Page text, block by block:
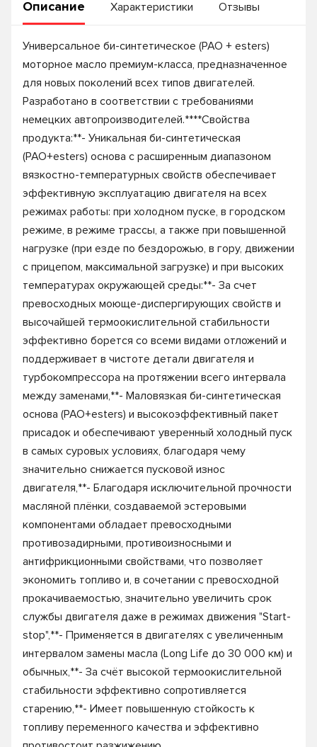
Описание Характеристики Отзывы
Универсальное би-синтетическое (PAO + esters)
моторное масло премиум-класса, предназначенное
для новых поколений всех типов двигателей.
Разработано в соответствии с требованиями
немецких автопроизводителей.****Свойства
продукта:**- Уникальная би-синтетическая
(PAO+esters) основа с расширенным диапазоном
вязкостно-температурных свойств обеспечивает
эффективную эксплуатацию двигателя на всех
режимах работы: при холодном пуске, в городском
режиме, в режиме трассы, а также при повышенной
нагрузке (при езде по бездорожью, в гору, движении
с прицепом, максимальной загрузке) и при высоких
температурах окружающей среды:**- За счет
превосходных моюще-диспергирующих свойств и
высочайшей термоокислительной стабильности
эффективно борется со всеми видами отложений и
поддерживает в чистоте детали двигателя и
турбокомпрессора на протяжении всего интервала
между заменами,**- Маловязкая би-синтетическая
основа (PAO+esters) и высокоэффективный пакет
присадок и обеспечивают уверенный холодный пуск
в самых суровых условиях, благодаря чему
значительно снижается пусковой износ
двигателя,**- Благодаря исключительной прочности
масляной плёнки, создаваемой эстеровыми
компонентами обладает превосходными
противозадирными, противоизносными и
антифрикционными свойствами, что позволяет
экономить топливо и, в сочетании с превосходной
прокачиваемостью, значительно увеличить срок
службы двигателя даже в режимах движения "Start-
stop",**- Применяется в двигателях с увеличенным
интервалом замены масла (Long Life до 30 000 км) и
обычных,**- За счёт высокой термоокислительной
стабильности эффективно сопротивляется
старению,**- Имеет повышенную стойкость к
топливу переменного качества и эффективно